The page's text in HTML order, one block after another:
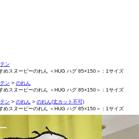
ン
めスヌーピーのれん ＜HUG ハグ 85×150＞：1サイズ
ン
のれん
めスヌーピーのれん ＜HUG ハグ 85×150＞：1サイズ
ン のれん
のれん(丈カット不可)
めスヌーピーのれん ＜HUG ハグ 85×150＞：1サイズ